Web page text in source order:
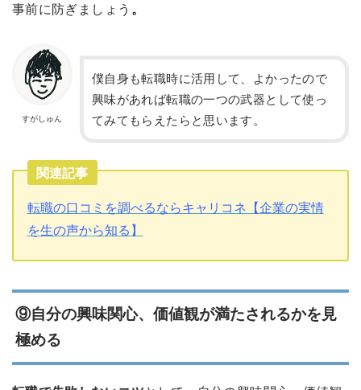
事前に防ぎましょう 。
すがしゅん
僕自身も転職時に活用して、よかったので
興味があれば転職の一つの武器として使っ
てみてもらえたらと思います。
関連記事
転職の口コミを調べるならキャリコネ【企業の実情
を生の声から知る】
⑨自分の興味関心、価値観が満たされるかを見
極める